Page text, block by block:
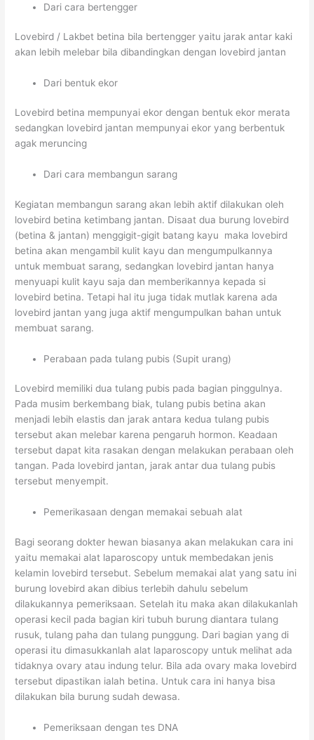
Dari cara bertengger
Lovebird / Lakbet betina bila bertengger yaitu jarak antar kaki
akan lebih melebar bila dibandingkan dengan lovebird jantan
Dari bentuk ekor
Lovebird betina mempunyai ekor dengan bentuk ekor merata
sedangkan lovebird jantan mempunyai ekor yang berbentuk
agak meruncing
Dari cara membangun sarang
Kegiatan membangun sarang akan lebih aktif dilakukan oleh
lovebird betina ketimbang jantan. Disaat dua burung lovebird
(betina & jantan) menggigit-gigit batang kayu maka lovebird
betina akan mengambil kulit kayu dan mengumpulkannya
untuk membuat sarang, sedangkan lovebird jantan hanya
menyuapi kulit kayu saja dan memberikannya kepada si
lovebird betina. Tetapi hal itu juga tidak mutlak karena ada
lovebird jantan yang juga aktif mengumpulkan bahan untuk
membuat sarang.
Perabaan pada tulang pubis (Supit urang)
Lovebird memiliki dua tulang pubis pada bagian pinggulnya.
Pada musim berkembang biak, tulang pubis betina akan
menjadi lebih elastis dan jarak antara kedua tulang pubis
tersebut akan melebar karena pengaruh hormon. Keadaan
tersebut dapat kita rasakan dengan melakukan perabaan oleh
tangan. Pada lovebird jantan, jarak antar dua tulang pubis
tersebut menyempit.
Pemerikasaan dengan memakai sebuah alat
Bagi seorang dokter hewan biasanya akan melakukan cara ini
yaitu memakai alat laparoscopy untuk membedakan jenis
kelamin lovebird tersebut. Sebelum memakai alat yang satu ini
burung lovebird akan dibius terlebih dahulu sebelum
dilakukannya pemeriksaan. Setelah itu maka akan dilakukanlah
operasi kecil pada bagian kiri tubuh burung diantara tulang
rusuk, tulang paha dan tulang punggung. Dari bagian yang di
operasi itu dimasukkanlah alat laparoscopy untuk melihat ada
tidaknya ovary atau indung telur. Bila ada ovary maka lovebird
tersebut dipastikan ialah betina. Untuk cara ini hanya bisa
dilakukan bila burung sudah dewasa.
Pemeriksaan dengan tes DNA